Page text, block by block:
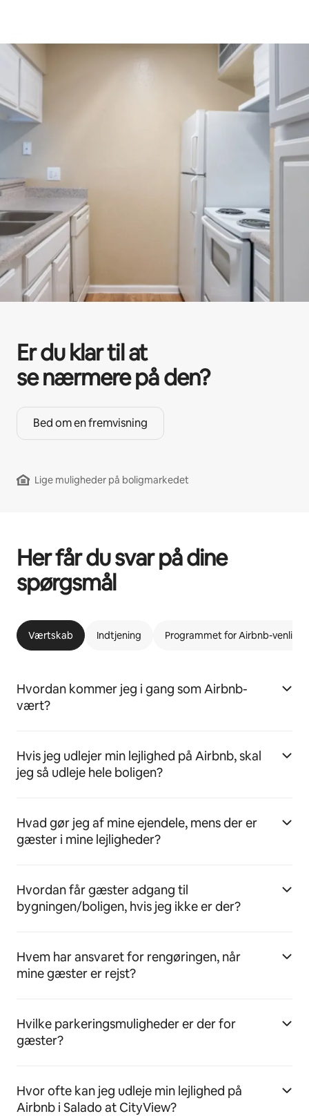
Er du klar til at
se nærmere på den?
Bed om en fremvisning
Lige muligheder på boligmarkedet
Her får du svar på dine
spørgsmål
Værtskab Indtjening Programmet for Airbnb-venlige
Hvordan kommer jeg i gang som Airbnb-
vært?
Hvis jeg udlejer min lejlighed på Airbnb, skal
jeg så udleje hele boligen?
Hvad gør jeg af mine ejendele, mens der er
gæster i mine lejligheder?
Hvordan får gæster adgang til
bygningen/boligen, hvis jeg ikke er der?
Hvem har ansvaret for rengøringen, når
mine gæster er rejst?
Hvilke parkeringsmuligheder er der for
gæster?
Hvor ofte kan jeg udleje min lejlighed på
Airbnb i Salado at CityView?